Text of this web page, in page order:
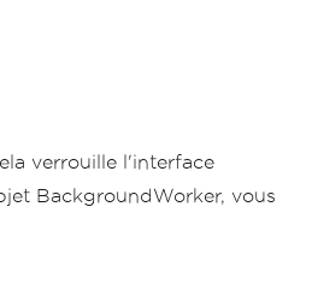
verrouille l'interface
BackgroundWorker, vous